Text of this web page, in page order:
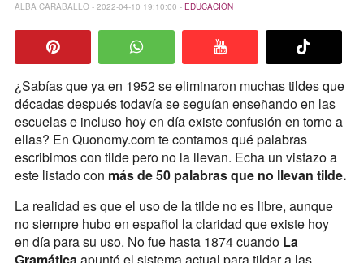
ALBA CARABALLO - 2022-04-10 19:10:00 - EDUCACIÓN
¿Sabías que ya en 1952 se eliminaron muchas tildes que
décadas después todavía se seguían enseñando en las
escuelas e incluso hoy en día existe confusión en torno a
ellas? En Quonomy.com te contamos qué palabras
escribimos con tilde pero no la llevan. Echa un vistazo a
este listado con más de 50 palabras que no llevan tilde.
La realidad es que el uso de la tilde no es libre, aunque
no siempre hubo en español la claridad que existe hoy
en día para su uso. No fue hasta 1874 cuando La